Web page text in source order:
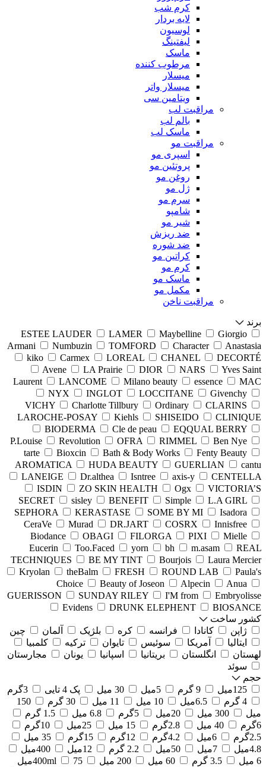
کرم شب
لایه بردار
لوسیون
لیفتینگ
ماسک
مرطوب کننده
میسلار
میسلار واتر
ویتامین سی
مراقبت لب
بالم لب
ماسک لب
مراقبت مو
اسپری مو
پروتئین مو
روغن مو
ژل مو
سرم مو
شامپو
شیر مو
ضد ریزش
ضد شوره
کراتین مو
کرم مو
ماسک مو
مکمل مو
مراقبت ناخن
برند
ESTEE LAUDER
LAMER Maybelline
Giorgio
Armani
Numbuzin TOMFORD Character
Anastasia
kiko
Carmex LOREAL CHANEL
DECORTÉ
Avene
LA Prairie DIOR NARS
Yves Saint
Laurent
LANCOME Milano beauty essence
MAC
NYX
INGLOT LOCCITANE
Givenchy
VICHY
Charlotte Tillbury Ordinary
CLARINS
LAROCHE-POSAY
Kiehls SHISEIDO
CLINIQUE
BIODERMA
Cle de peau
EQQUAL BERRY
P.Louise
Revolution OFRA RIMMEL
Ben Nye
tarte
Bioxcin Bath & Body Works
Fenty Beauty
AROMATICA
HUDA BEAUTY GUERLIAN
cantu
LANEIGE
Dr.althea Isntree axis-y
CENTELLA
ISDIN
ZO SKIN HEALTH Ogx
VICTORIA’S
SECRET
sisley BENEFIT Simple
L.A GIRL
SEPHORA
KERASTASE SOME BY MI
Isadora
CeraVe
Murad DR.JART COSRX
Innisfree
Biodance
OBAGI FILORGA PIXI
Mielle
Eucerin
Too.Faced yorn bh m.asam
REAL
TECHNIQUES
BE MY TINT Bourjois
Laura Mercier
Kryolan
theBalm FRESH ROUND LAB
Paula's
Choice
Beauty of Joseon Alpecin
Anua
GUERISSON
SUNDAY RILEY I'M from
Embryolisse
Evidens
DRUNK ELEPHENT
BIOSANCE
کشور ساخت
ژاپن
کانادا فرانسه کره بلژیک آلمان
چین
ایتالیا
آمریکا سوئیس تایوان ترکیه
کلمبیا
لهستان
انگلستان بریتانیا اسپانیا یونان
مجارستان
سوئد
حجم
125میل
9 گرم 5میل 30 میل پک 4 تایی
3گرم
4 گرم
6.5میل 10 میل 11 میل 30 گرم
150
میل
300 میل 20میل 5گرم 6.8 میل
1.5 گرم
6گرم
40 میل 2.8گرم 15 میل 25میل
10گرم
2.5گرم
6میل 4.2گرم 12گرم 15گرم
35 میل
4.8میل
7میل 50میل 2.2 گرم 12میل
400میل
6 میل
3.5 گرم 60 میل 200 میل 400ml
75میل